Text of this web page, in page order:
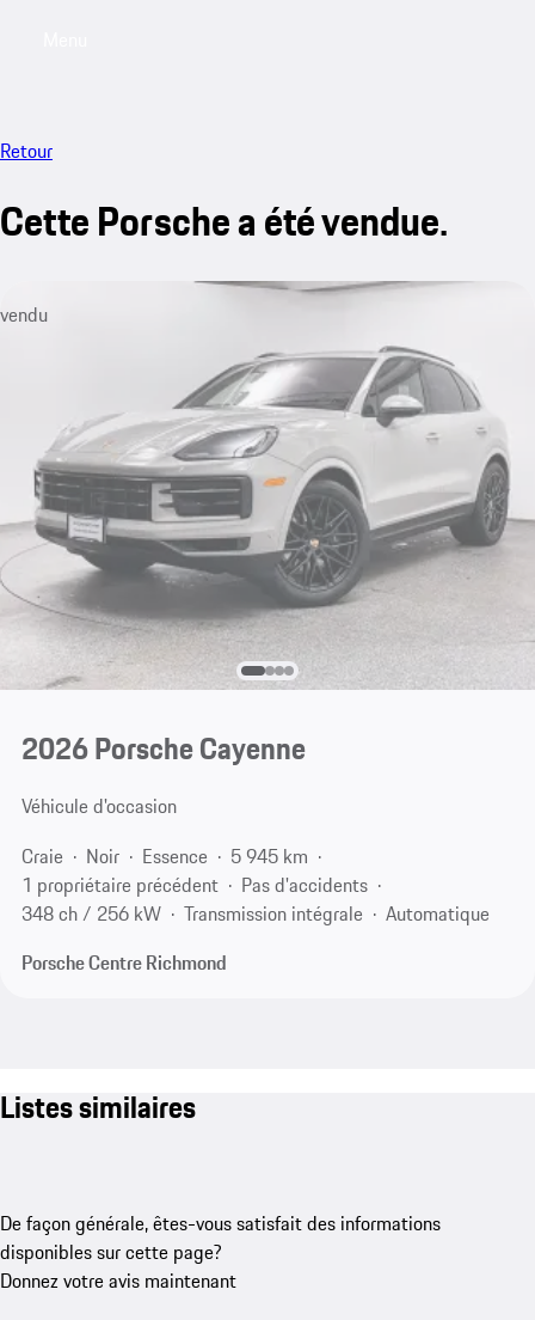
Retour
Cette Porsche a été vendue.
vendu
2026 Porsche Cayenne
Véhicule d'occasion
Craie
Noir Essence
5 945 km
1 propriétaire précédent
Pas d'accidents
348 ch / 256 kW
Transmission intégrale
Automatique
Porsche Centre Richmond
Listes similaires
De façon générale, êtes-vous satisfait des informations
disponibles sur cette page?
Donnez votre avis maintenant